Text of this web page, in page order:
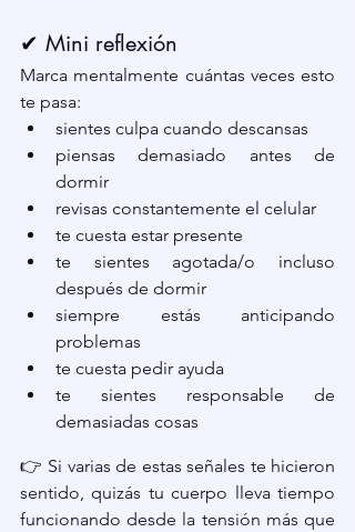
✔ Mini reflexión
Marca mentalmente cuántas veces esto
te pasa:
sientes culpa cuando descansas
piensas demasiado antes de
dormir
revisas constantemente el celular
te cuesta estar presente
te sientes agotada/o incluso
después de dormir
siempre estás anticipando
problemas
te cuesta pedir ayuda
te sientes responsable de
demasiadas cosas
👉 Si varias de estas señales te hicieron
sentido, quizás tu cuerpo lleva tiempo
funcionando desde la tensión más que